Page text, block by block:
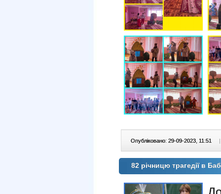
Опубліковано: 29-09-2023, 11:51 |
82 річницю трагедії в